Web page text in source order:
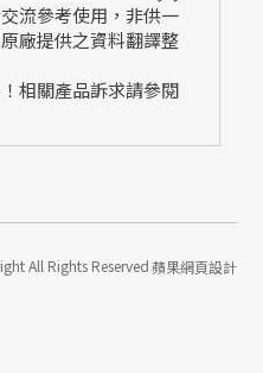
流參考使用，非供一
廠提供之資料翻譯整
相關產品訴求請參閱
All Rights Reserved蘋果網頁設計